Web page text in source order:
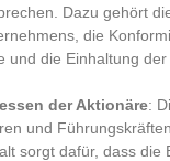
Dazu gehört
die
und die Einhaltung
der Aktionäre:
und
sorgt dafür, dass die